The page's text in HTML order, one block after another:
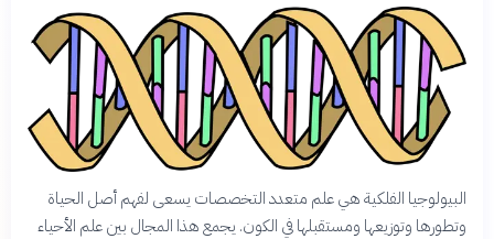
البيولوجيا الفلكية هي علم متعدد التخصصات يسعى لفهم أصل الحياة
وتطورها وتوزيعها ومستقبلها في الكون. يجمع هذا المجال بين علم الأحياء